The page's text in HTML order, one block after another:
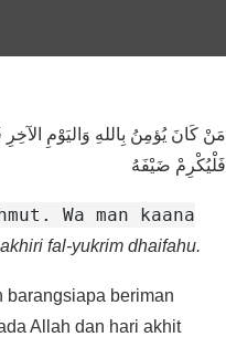
مَنْ كَانَ يُؤمِنُ بِاللهِ وَاليَوْمِ
فَلْيُكْرِمْ ضَيْفَهُ
Wa man kaana
fal-yukrim dhaifahu.
barangsiapa beriman
Allah dan hari akhit